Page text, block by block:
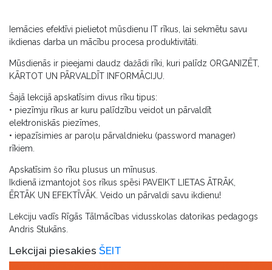
Iemācies efektīvi pielietot mūsdienu IT rīkus, lai sekmētu savu
ikdienas darba un mācību procesa produktivitāti.
Mūsdienās ir pieejami daudz dažādi rīki, kuri palīdz ORGANIZĒT,
KĀRTOT UN PĀRVALDĪT INFORMĀCIJU.
Šajā lekcijā apskatīsim divus rīku tipus:
• piezīmju rīkus ar kuru palīdzību veidot un pārvaldīt
elektroniskās piezīmes,
• iepazīsimies ar paroļu pārvaldnieku (password manager)
rīkiem.
Apskatīsim šo rīku plusus un mīnusus.
Ikdienā izmantojot šos rīkus spēsi PAVEIKT LIETAS ĀTRĀK,
ĒRTĀK UN EFEKTĪVĀK. Veido un pārvaldi savu ikdienu!
Lekciju vadīs Rīgās Tālmācības vidusskolas datorikas pedagogs
Andris Stukāns.
Lekcijai piesakies ŠEIT